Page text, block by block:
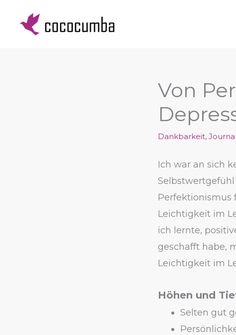
springen
Von
Dankbarkeit,
Ich war an sich
Perfektionismus
Leichtigkeit im
ich lernte,
geschafft habe,
Leichtigkeit im
Höhen und
Selten gut